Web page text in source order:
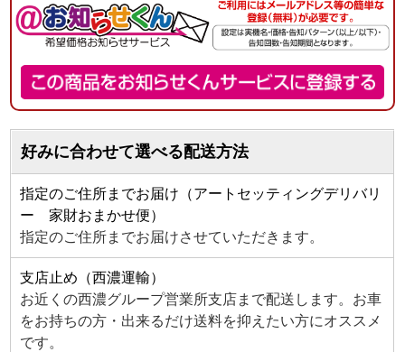
好みに合わせて選べる配送方法
指定のご住所までお届け（アートセッティングデリバリ
ー 家財おまかせ便）
指定のご住所までお届けさせていただきます。
支店止め（西濃運輸）
お近くの西濃グループ営業所支店まで配送します。お車
をお持ちの方・出来るだけ送料を抑えたい方にオススメ
です。